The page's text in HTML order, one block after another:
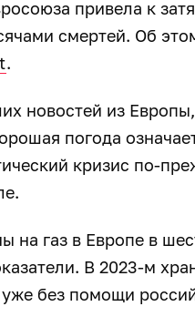
привела к
смертей. Об
.
новостей из
погода
кризис по-
на газ в Европе в
В 2023-м
без помощи